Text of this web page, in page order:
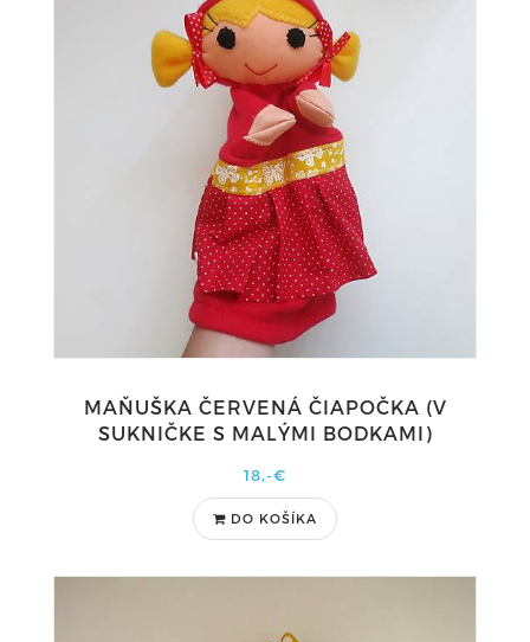
MAŇUŠKA ČERVENÁ ČIAPOČKA (V
SUKNIČKE S MALÝMI BODKAMI)
18,-€
DO KOŠÍKA